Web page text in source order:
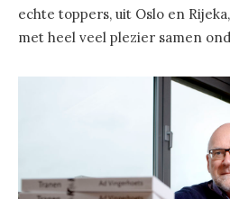
echte toppers, uit Oslo en
met heel veel plezier samen